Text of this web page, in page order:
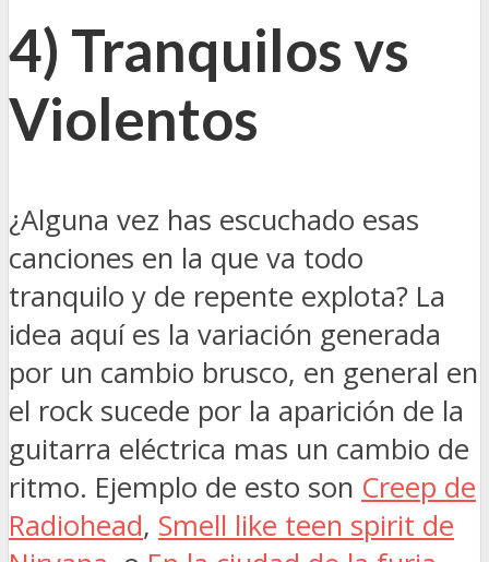
4) Tranquilos vs
Violentos
¿Alguna vez has escuchado esas
canciones en la que va todo
tranquilo y de repente explota? La
idea aquí es la variación generada
por un cambio brusco, en general en
el rock sucede por la aparición de la
guitarra eléctrica mas un cambio de
ritmo. Ejemplo de esto son Creep de
Radiohead, Smell like teen spirit de